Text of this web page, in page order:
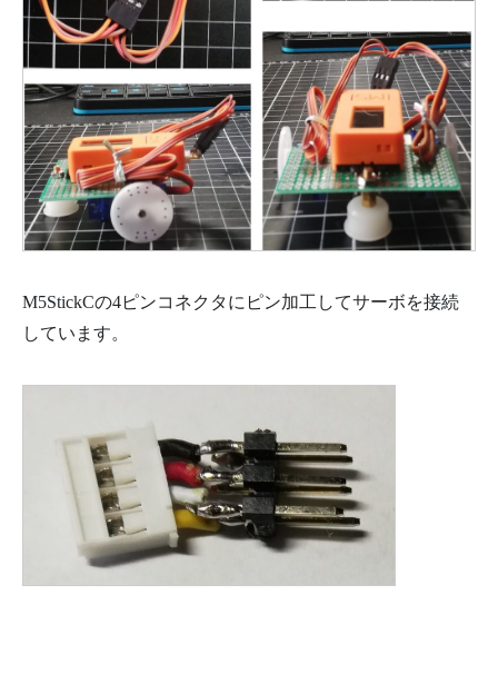
M5StickCの4ピンコネクタにピン加工してサーボを接続
しています。